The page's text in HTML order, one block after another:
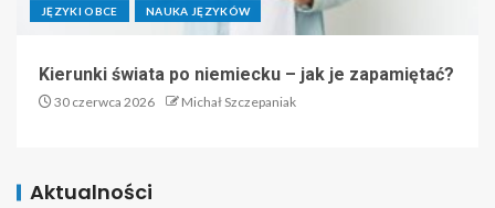
JĘZYKI OBCE NAUKA JĘZYKÓW
Kierunki świata po niemiecku – jak je zapamiętać?
30 czerwca 2026 Michał Szczepaniak
Aktualności